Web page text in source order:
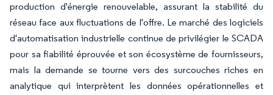
production d'énergie renouvelable, assurant la stabilité du
réseau face aux fluctuations de l'offre. Le marché des logiciels
d'automatisation industrielle continue de privilégier le SCADA
pour sa fiabilité éprouvée et son écosystème de fournisseurs,
mais la demande se tourne vers des surcouches riches en
analytique qui interprètent les données opérationnelles et